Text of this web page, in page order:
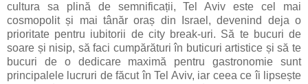
cultura sa plină de semnificații, Tel Aviv este cel mai
cosmopolit și mai tânăr oraș din Israel, devenind deja o
prioritate pentru iubitorii de city break-uri. Să te bucuri de
soare și nisip, să faci cumpărături în buticuri artistice și să te
bucuri de o dedicare maximă pentru gastronomie sunt
principalele lucruri de făcut în Tel Aviv, iar ceea ce îi lipsește